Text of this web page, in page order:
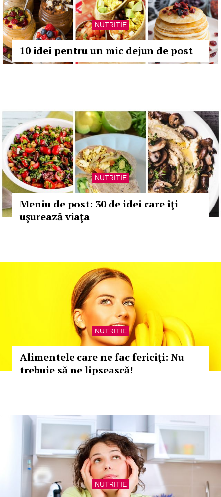
NUTRITIE
10 idei pentru un mic dejun de post
NUTRITIE
Meniu de post: 30 de idei care îţi
uşurează viaţa
NUTRITIE
Alimentele care ne fac fericiţi: Nu
trebuie să ne lipsească!
NUTRITIE